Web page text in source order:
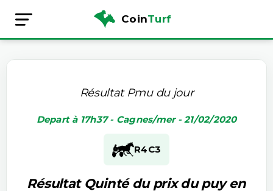
CoinTurf
Résultat Pmu du jour
Depart à 17h37 - Cagnes/mer - 21/02/2020
R4C3
Résultat Quinté du prix du puy en